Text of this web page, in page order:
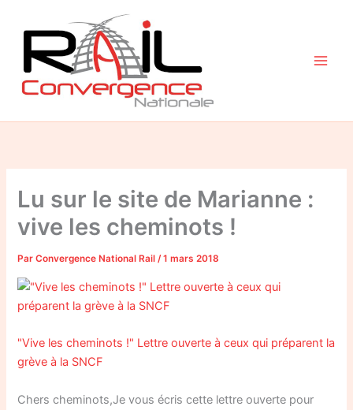
contenu
Lu sur le site de Marianne :
vive les cheminots !
ParConvergence National Rail/1 mars 2018
"Vive les cheminots !" Lettre ouverte à ceux qui préparent la
grève à la SNCF
Chers cheminots,Je vous écris cette lettre ouverte pour